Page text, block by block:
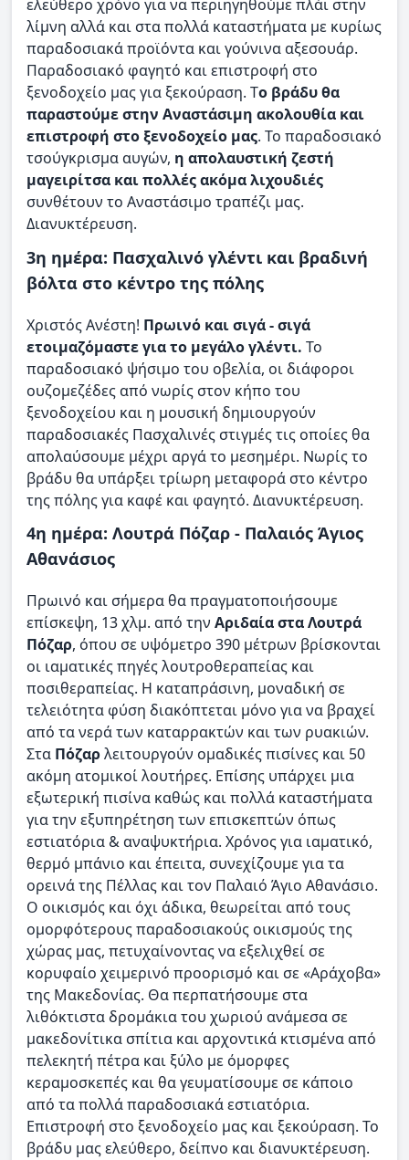
ελεύθερο χρόνο για να περιηγηθούμε πλάι στην
λίμνη αλλά και στα πολλά καταστήματα με κυρίως
παραδοσιακά προϊόντα και γούνινα αξεσουάρ.
Παραδοσιακό φαγητό και επιστροφή στο
ξενοδοχείο μας για ξεκούραση. Το βράδυ θα
παραστούμε στην Αναστάσιμη ακολουθία και
επιστροφή στο ξενοδοχείο μας. Το παραδοσιακό
τσούγκρισμα αυγών, η απολαυστική ζεστή
μαγειρίτσα και πολλές ακόμα λιχουδιές
συνθέτουν το Αναστάσιμο τραπέζι μας.
Διανυκτέρευση.
3η ημέρα: Πασχαλινό γλέντι και βραδινή
βόλτα στο κέντρο της πόλης
Χριστός Ανέστη! Πρωινό και σιγά - σιγά
ετοιμαζόμαστε για το μεγάλο γλέντι. Το
παραδοσιακό ψήσιμο του οβελία, οι διάφοροι
ουζομεζέδες από νωρίς στον κήπο του
ξενοδοχείου και η μουσική δημιουργούν
παραδοσιακές Πασχαλινές στιγμές τις οποίες θα
απολαύσουμε μέχρι αργά το μεσημέρι. Νωρίς το
βράδυ θα υπάρξει τρίωρη μεταφορά στο κέντρο
της πόλης για καφέ και φαγητό. Διανυκτέρευση.
4η ημέρα: Λουτρά Πόζαρ - Παλαιός Άγιος
Αθανάσιος
Πρωινό και σήμερα θα πραγματοποιήσουμε
επίσκεψη, 13 χλμ. από την Αριδαία στα Λουτρά
Πόζαρ, όπου σε υψόμετρο 390 μέτρων βρίσκονται
οι ιαματικές πηγές λουτροθεραπείας και
ποσιθεραπείας. Η καταπράσινη, μοναδική σε
τελειότητα φύση διακόπτεται μόνο για να βραχεί
από τα νερά των καταρρακτών και των ρυακιών.
Στα Πόζαρλειτουργούν ομαδικές πισίνες και 50
ακόμη ατομικοί λουτήρες. Επίσης υπάρχει μια
εξωτερική πισίνα καθώς και πολλά καταστήματα
για την εξυπηρέτηση των επισκεπτών όπως
εστιατόρια & αναψυκτήρια. Χρόνος για ιαματικό,
θερμό μπάνιο και έπειτα, συνεχίζουμε για τα
ορεινά της Πέλλας και τον Παλαιό Άγιο Αθανάσιο.
Ο οικισμός και όχι άδικα, θεωρείται από τους
ομορφότερους παραδοσιακούς οικισμούς της
χώρας μας, πετυχαίνοντας να εξελιχθεί σε
κορυφαίο χειμερινό προορισμό και σε «Αράχοβα»
της Μακεδονίας. Θα περπατήσουμε στα
λιθόκτιστα δρομάκια του χωριού ανάμεσα σε
μακεδονίτικα σπίτια και αρχοντικά κτισμένα από
πελεκητή πέτρα και ξύλο με όμορφες
κεραμοσκεπές και θα γευματίσουμε σε κάποιο
από τα πολλά παραδοσιακά εστιατόρια.
Επιστροφή στο ξενοδοχείο μας και ξεκούραση. Το
βράδυ μας ελεύθερο, δείπνο και διανυκτέρευση.